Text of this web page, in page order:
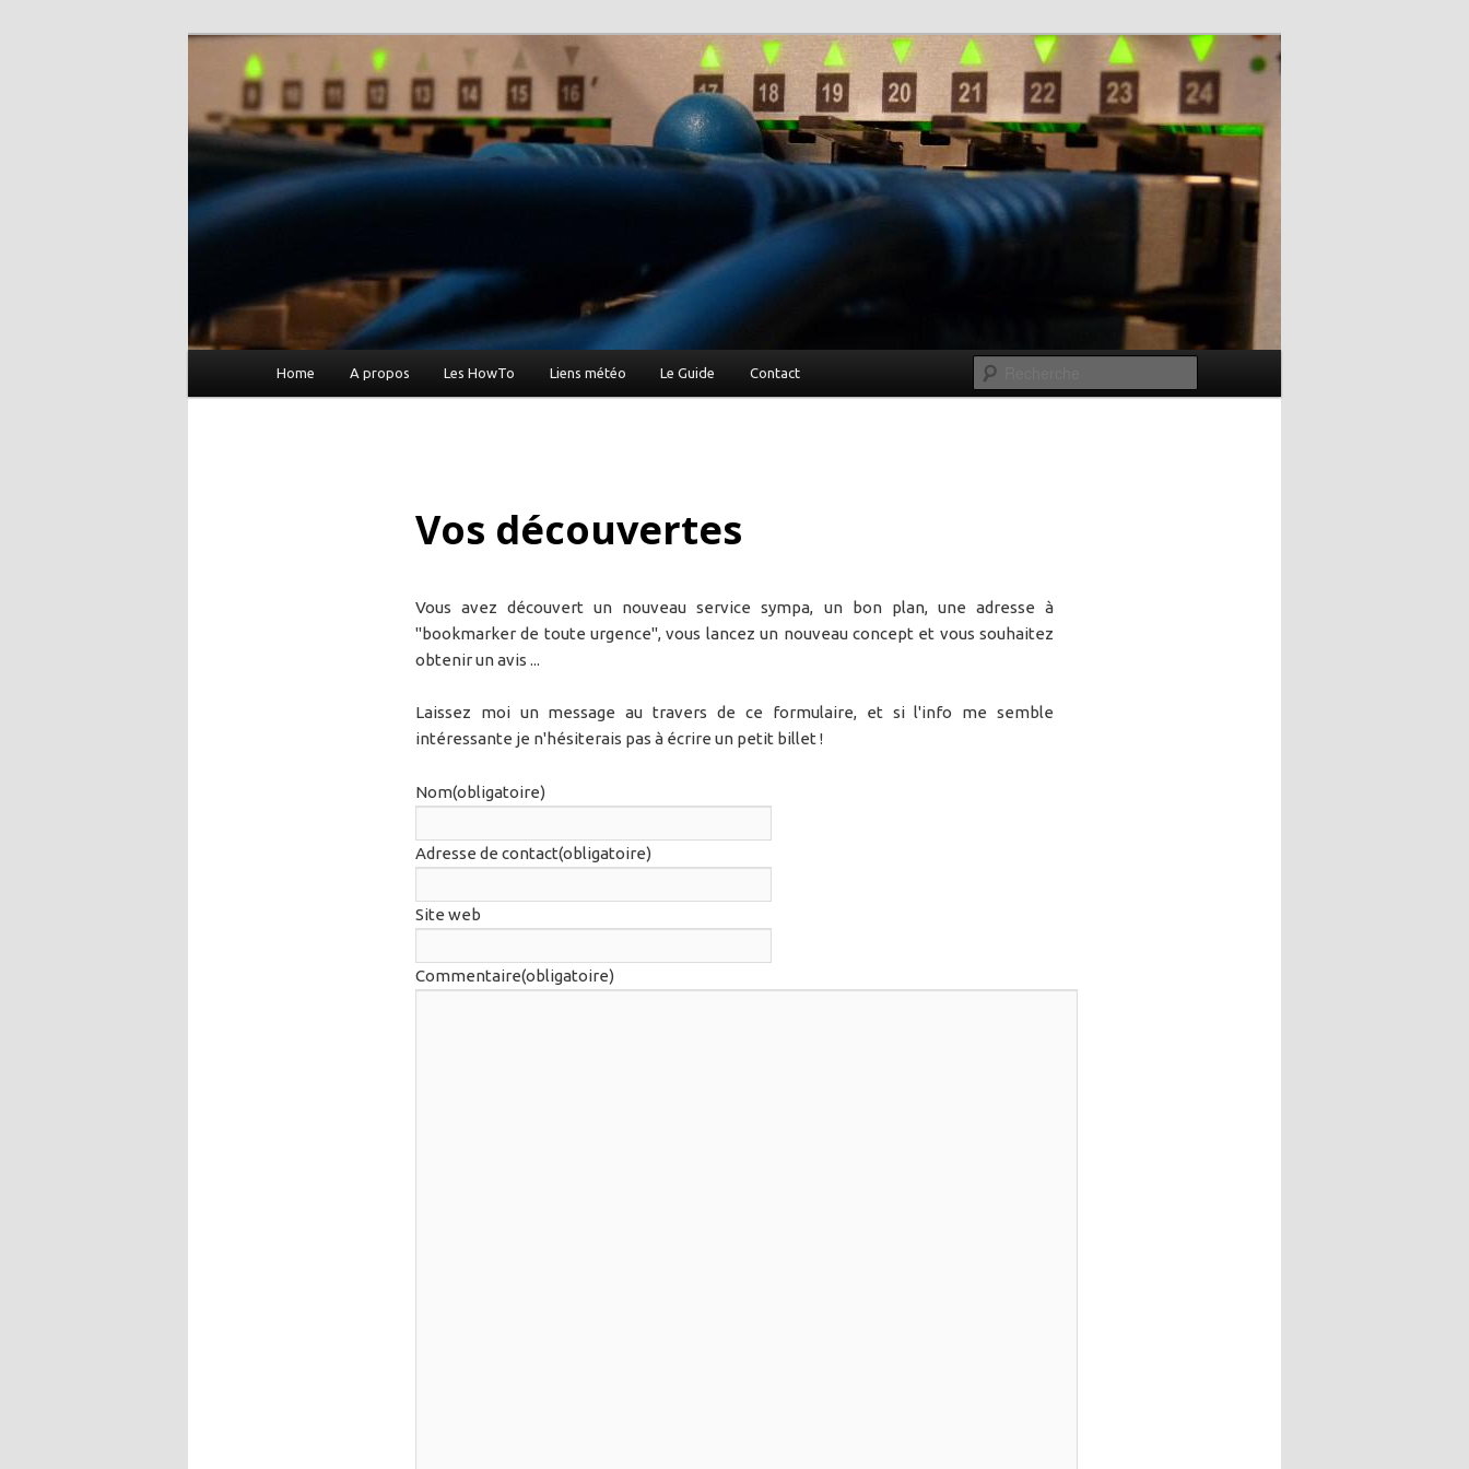
Le blog de Xavier …
Aller
Home A propos Les HowTo Liens météo Le Guide Contact
Vos découvertes
Vous avez découvert un nouveau service sympa, un bon plan, une adresse à
"bookmarker de toute urgence", vous lancez un nouveau concept et vous souhaitez
obtenir un avis ...
Laissez moi un message au travers de ce formulaire, et si l'info me semble
intéressante je n'hésiterais pas à écrire un petit billet !
Nom(obligatoire)
Adresse de contact(obligatoire)
Site web
Commentaire(obligatoire)